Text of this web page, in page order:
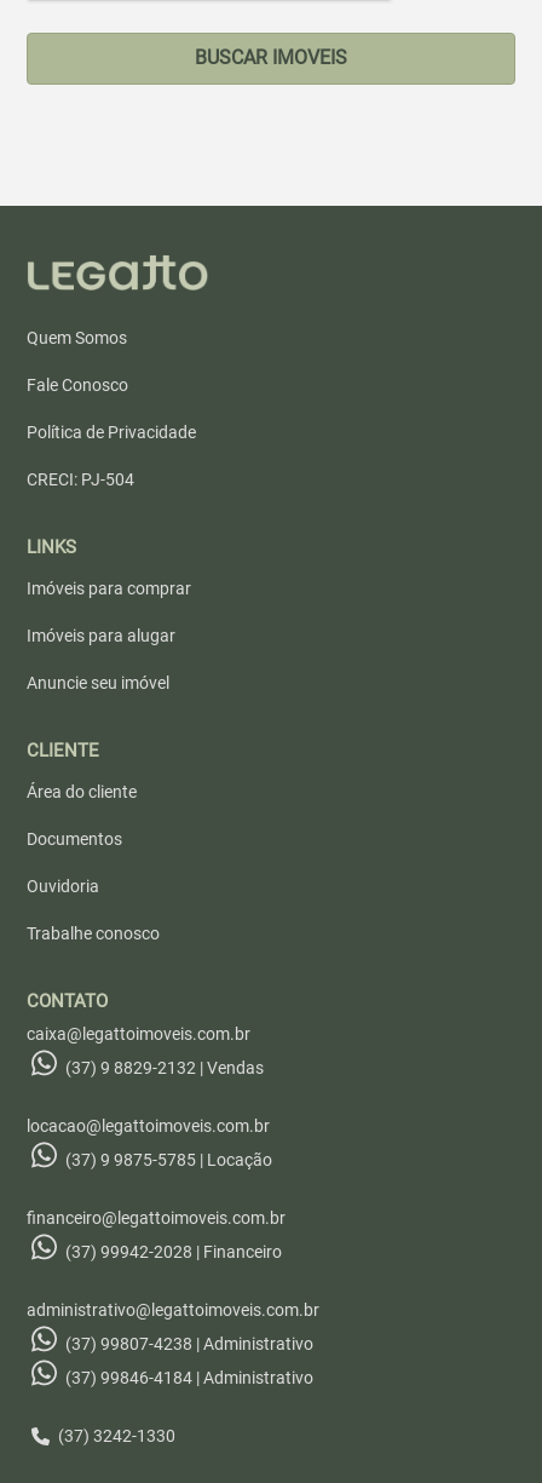
BUSCAR IMOVEIS
Quem Somos
Fale Conosco
Política de Privacidade
CRECI: PJ-504
LINKS
Imóveis para comprar
Imóveis para alugar
Anuncie seu imóvel
CLIENTE
Área do cliente
Documentos
Ouvidoria
Trabalhe conosco
CONTATO
caixa@legattoimoveis.com.br
(37) 9 8829-2132 | Vendas
locacao@legattoimoveis.com.br
(37) 9 9875-5785 | Locação
financeiro@legattoimoveis.com.br
(37) 99942-2028 | Financeiro
administrativo@legattoimoveis.com.br
(37) 99807-4238 | Administrativo
(37) 99846-4184 | Administrativo
(37) 3242-1330